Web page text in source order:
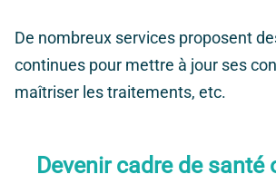
De nombreux services proposent
continues pour mettre à jour ses
maîtriser les traitements, etc.
Devenir cadre de santé